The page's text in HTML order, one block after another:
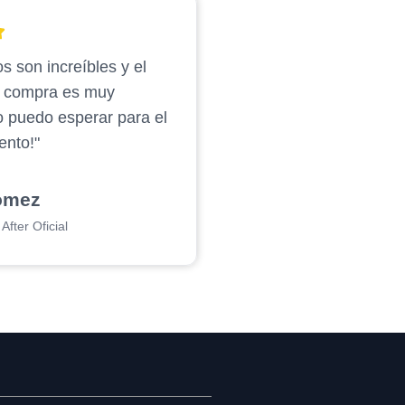
son increíbles y el
es muy
puedo esperar para el
Oficial